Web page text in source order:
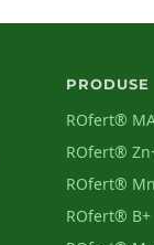
PRODUSE
ROfert®
ROfert®
ROfert®
ROfert® B+